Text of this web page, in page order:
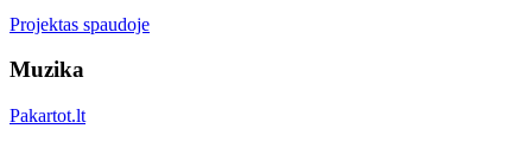
Projektas spaudoje
Muzika
Pakartot.lt